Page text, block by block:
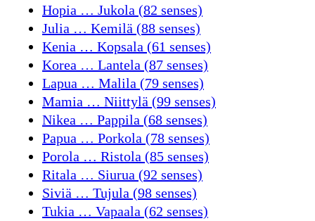
Hopia … Jukola (82 senses)
Julia … Kemilä (88 senses)
Kenia … Kopsala (61 senses)
Korea … Lantela (87 senses)
Lapua … Malila (79 senses)
Mamia … Niittylä (99 senses)
Nikea … Pappila (68 senses)
Papua … Porkola (78 senses)
Porola … Ristola (85 senses)
Ritala … Siurua (92 senses)
Siviä … Tujula (98 senses)
Tukia … Vapaala (62 senses)